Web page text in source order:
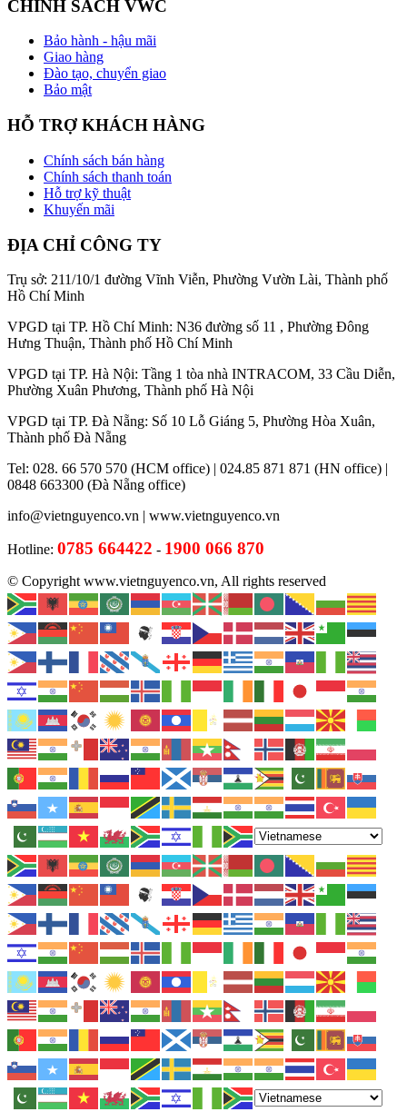
CHÍNH SÁCH VWC
Bảo hành - hậu mãi
Giao hàng
Đào tạo, chuyển giao
Bảo mật
HỖ TRỢ KHÁCH HÀNG
Chính sách bán hàng
Chính sách thanh toán
Hỗ trợ kỹ thuật
Khuyến mãi
ĐỊA CHỈ CÔNG TY
Trụ sở: 211/10/1 đường Vĩnh Viễn, Phường Vườn Lài, Thành phố
Hồ Chí Minh
VPGD tại TP. Hồ Chí Minh: N36 đường số 11 , Phường Đông
Hưng Thuận, Thành phố Hồ Chí Minh
VPGD tại TP. Hà Nội: Tầng 1 tòa nhà INTRACOM, 33 Cầu Diễn,
Phường Xuân Phương, Thành phố Hà Nội
VPGD tại TP. Đà Nẵng: Số 10 Lỗ Giáng 5, Phường Hòa Xuân,
Thành phố Đà Nẵng
Tel: 028. 66 570 570 (HCM office) | 024.85 871 871 (HN office) |
0848 663300 (Đà Nẵng office)
info@vietnguyenco.vn | www.vietnguyenco.vn
Hotline: 0785 664422 - 1900 066 870
© Copyright www.vietnguyenco.vn, All rights reserved